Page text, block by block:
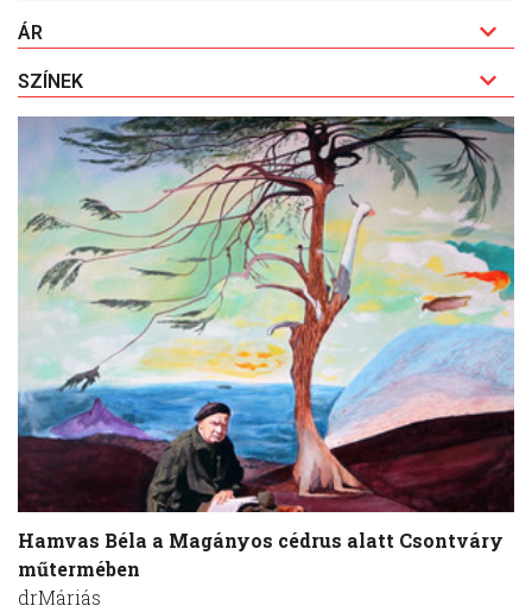
ÁR
SZÍNEK
Hamvas Béla a Magányos cédrus alatt Csontváry
műtermében
drMáriás